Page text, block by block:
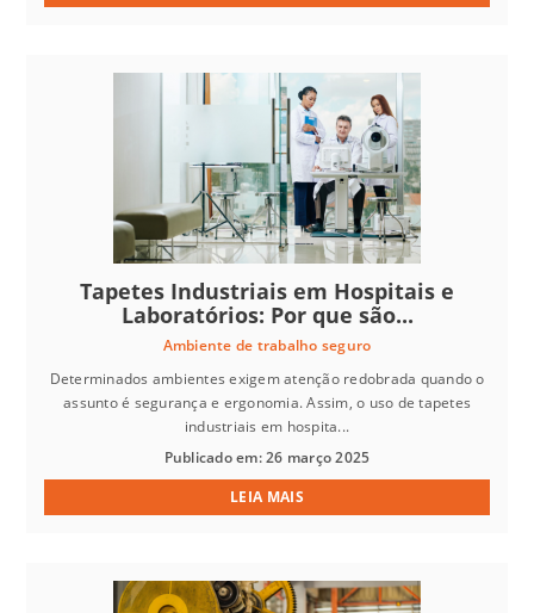
Tapetes Industriais em Hospitais e
Laboratórios: Por que são...
Ambiente de trabalho seguro
Determinados ambientes exigem atenção redobrada quando o
assunto é segurança e ergonomia. Assim, o uso de tapetes
industriais em hospita...
Publicado em: 26 março 2025
LEIA MAIS